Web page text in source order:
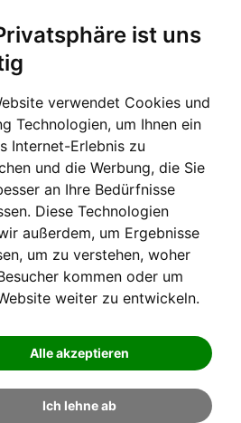
ist uns
verwendet Cookies und
Technologien, um Ihnen ein
Internet-Erlebnis zu
und die Werbung, die Sie
an Ihre Bedürfnisse
Diese Technologien
außerdem, um Ergebnisse
um zu verstehen, woher
kommen oder um
weiter zu entwickeln.
Alle akzeptieren
Ich lehne ab
sumzug
Liezen
Auf BLO24.at werben?
+43 (0)664 2226600
Login Impressum
Datenschutz